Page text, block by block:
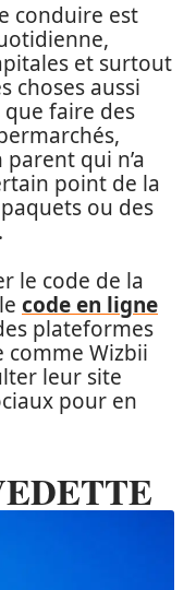
conduire est
et surtout
choses aussi
faire des
qui n’a
point de la
ou des
le code de la
code en ligne
plateformes
comme Wizbii
leur site
pour en